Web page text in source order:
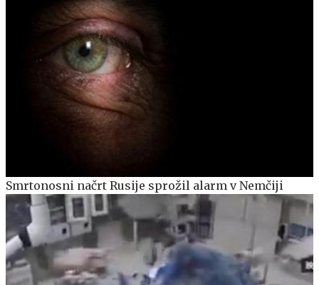
Smrtonosni načrt Rusije sprožil alarm v Nemčiji